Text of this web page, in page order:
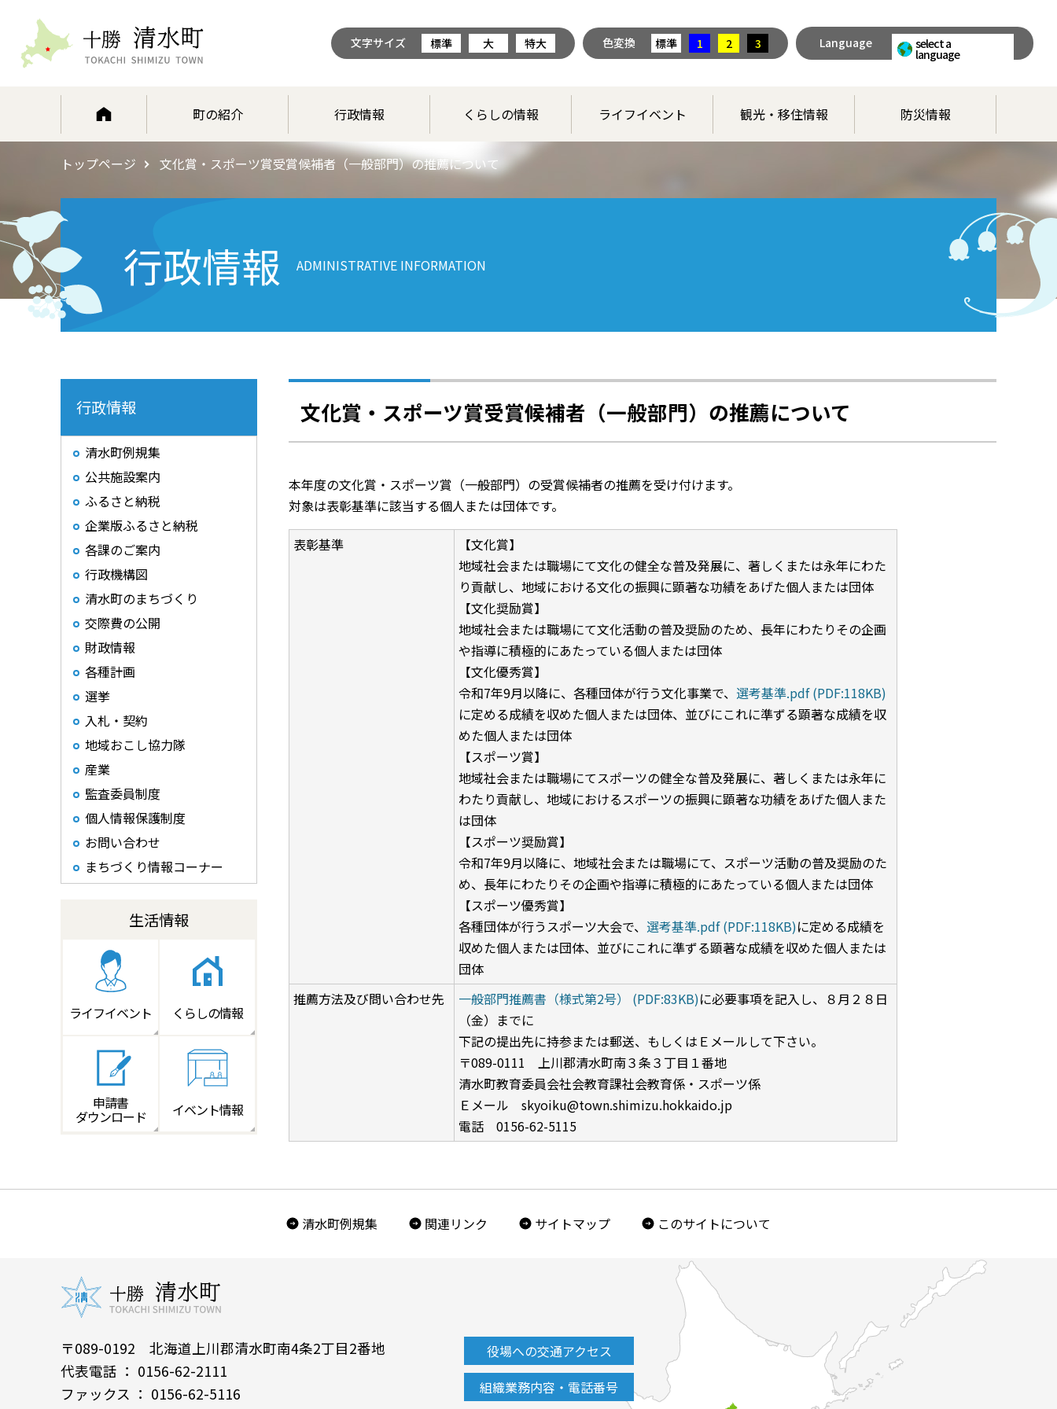
文字サイズ 標準 大 特大 色変換 標準 1 2 3 Language select a
language
町の紹介 行政情報 くらしの情報 ライフイベント 観光・移住情報 防災情報
トップページ 文化賞・スポーツ賞受賞候補者（一般部門）の推薦について
行政情報 ADMINISTRATIVE INFORMATION
行政情報
清水町例規集
公共施設案内
ふるさと納税
企業版ふるさと納税
各課のご案内
行政機構図
清水町のまちづくり
交際費の公開
財政情報
各種計画
選挙
入札・契約
地域おこし協力隊
産業
監査委員制度
個人情報保護制度
お問い合わせ
まちづくり情報コーナー
生活情報
ライフイベント くらしの情報
申請書
ダウンロード イベント情報
文化賞・スポーツ賞受賞候補者（一般部門）の推薦について
本年度の文化賞・スポーツ賞（一般部門）の受賞候補者の推薦を受け付けます。
対象は表彰基準に該当する個人または団体です。
表彰基準
【文化賞】
地域社会または職場にて文化の健全な普及発展に、著しくまたは永年にわた
り貢献し、地域における文化の振興に顕著な功績をあげた個人または団体
【文化奨励賞】
地域社会または職場にて文化活動の普及奨励のため、長年にわたりその企画
や指導に積極的にあたっている個人または団体
【文化優秀賞】
令和7年9月以降に、各種団体が行う文化事業で、 選考基準.pdf (PDF:118KB)
に定める成績を収めた個人または団体、並びにこれに準ずる顕著な成績を収
めた個人または団体
【スポーツ賞】
地域社会または職場にてスポーツの健全な普及発展に、著しくまたは永年に
わたり貢献し、地域におけるスポーツの振興に顕著な功績をあげた個人また
は団体
【スポーツ奨励賞】
令和7年9月以降に、地域社会または職場にて、スポーツ活動の普及奨励のた
め、長年にわたりその企画や指導に積極的にあたっている個人または団体
【スポーツ優秀賞】
各種団体が行うスポーツ大会で、 選考基準.pdf (PDF:118KB)に定める成績を
収めた個人または団体、並びにこれに準ずる顕著な成績を収めた個人または
団体
推薦方法及び問い合わせ先
一般部門推薦書（様式第2号） (PDF:83KB)に必要事項を記入し、８月２８日
（金）までに
下記の提出先に持参または郵送、もしくはＥメールして下さい。
〒089-0111 上川郡清水町南３条３丁目１番地
清水町教育委員会社会教育課社会教育係・スポーツ係
Ｅメール skyoiku@town.shimizu.hokkaido.jp
電話 0156-62-5115
清水町例規集 関連リンク サイトマップ このサイトについて
〒089-0192 北海道上川郡清水町南4条2丁目2番地
代表電話 ： 0156-62-2111
ファックス ： 0156-62-5116
役場への交通アクセス
組織業務内容・電話番号